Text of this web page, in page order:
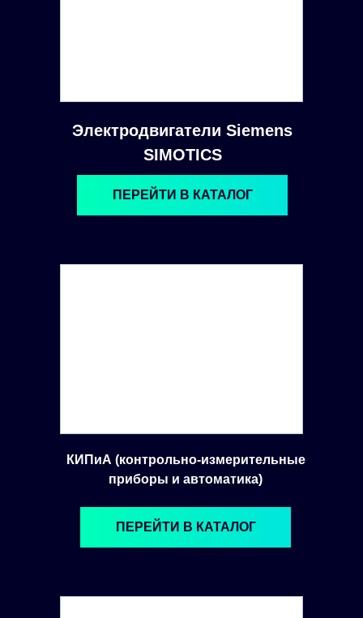
Электродвигатели Siemens
SIMOTICS
ПЕРЕЙТИ В КАТАЛОГ
КИПиА (контрольно-измерительные
приборы и автоматика)
ПЕРЕЙТИ В КАТАЛОГ